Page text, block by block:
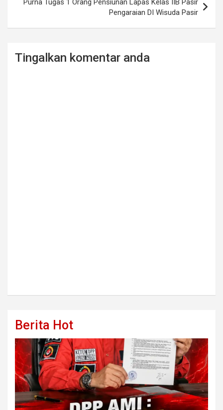
Purna Tugas 1 Orang Pensiunan Lapas Kelas IIB Pasir
Pengaraian DI Wisuda Pasir
Tingalkan komentar anda
Berita Hot